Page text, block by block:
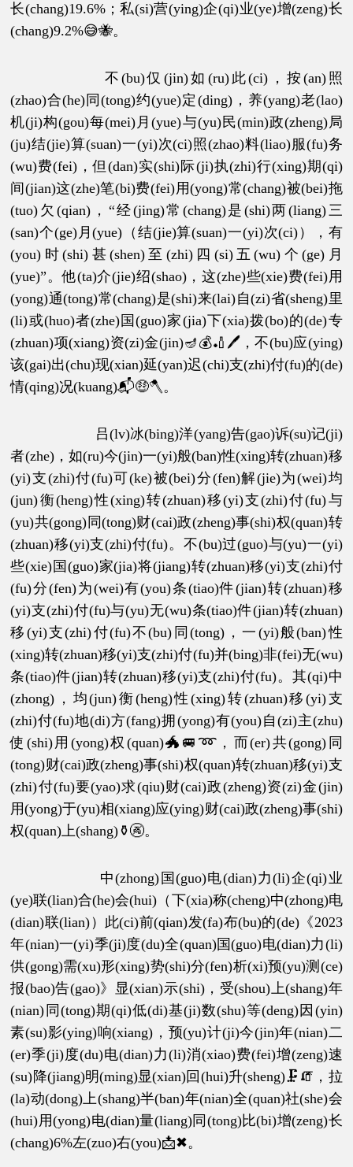
长(chang)19.6%；私(si)营(ying)企(qi)业(ye)增(zeng)长
(chang)9.2%😅🐝。
不(bu)仅(jin)如(ru)此(ci)，按(an)照
(zhao)合(he)同(tong)约(yue)定(ding)，养(yang)老(lao)
机(ji)构(gou)每(mei)月(yue)与(yu)民(min)政(zheng)局
(ju)结(jie)算(suan)一(yi)次(ci)照(zhao)料(liao)服(fu)务
(wu)费(fei)，但(dan)实(shi)际(ji)执(zhi)行(xing)期(qi)
间(jian)这(zhe)笔(bi)费(fei)用(yong)常(chang)被(bei)拖
(tuo)欠(qian)，“经(jing)常(chang)是(shi)两(liang)三
(san)个(ge)月(yue)（结(jie)算(suan)一(yi)次(ci)），有
(you)时(shi)甚(shen)至(zhi)四(si)五(wu)个(ge)月
(yue)”。他(ta)介(jie)绍(shao)，这(zhe)些(xie)费(fei)用
(yong)通(tong)常(chang)是(shi)来(lai)自(zi)省(sheng)里
(li)或(huo)者(zhe)国(guo)家(jia)下(xia)拨(bo)的(de)专
(zhuan)项(xiang)资(zi)金(jin)🪔💰🏏🖊，不(bu)应(ying)
该(gai)出(chu)现(xian)延(yan)迟(chi)支(zhi)付(fu)的(de)
情(qing)况(kuang)📬🤑🪓。
吕(lv)冰(bing)洋(yang)告(gao)诉(su)记(ji)
者(zhe)，如(ru)今(jin)一(yi)般(ban)性(xing)转(zhuan)移
(yi)支(zhi)付(fu)可(ke)被(bei)分(fen)解(jie)为(wei)均
(jun)衡(heng)性(xing)转(zhuan)移(yi)支(zhi)付(fu)与
(yu)共(gong)同(tong)财(cai)政(zheng)事(shi)权(quan)转
(zhuan)移(yi)支(zhi)付(fu)。不(bu)过(guo)与(yu)一(yi)
些(xie)国(guo)家(jia)将(jiang)转(zhuan)移(yi)支(zhi)付
(fu)分(fen)为(wei)有(you)条(tiao)件(jian)转(zhuan)移
(yi)支(zhi)付(fu)与(yu)无(wu)条(tiao)件(jian)转(zhuan)
移(yi)支(zhi)付(fu)不(bu)同(tong)，一(yi)般(ban)性
(xing)转(zhuan)移(yi)支(zhi)付(fu)并(bing)非(fei)无(wu)
条(tiao)件(jian)转(zhuan)移(yi)支(zhi)付(fu)。其(qi)中
(zhong)，均(jun)衡(heng)性(xing)转(zhuan)移(yi)支
(zhi)付(fu)地(di)方(fang)拥(yong)有(you)自(zi)主(zhu)
使(shi)用(yong)权(quan)🐲🚐➿，而(er)共(gong)同
(tong)财(cai)政(zheng)事(shi)权(quan)转(zhuan)移(yi)支
(zhi)付(fu)要(yao)求(qiu)财(cai)政(zheng)资(zi)金(jin)
用(yong)于(yu)相(xiang)应(ying)财(cai)政(zheng)事(shi)
权(quan)上(shang)⚱🚱。
中(zhong)国(guo)电(dian)力(li)企(qi)业
(ye)联(lian)合(he)会(hui)（下(xia)称(cheng)中(zhong)电
(dian)联(lian)）此(ci)前(qian)发(fa)布(bu)的(de)《2023
年(nian)一(yi)季(ji)度(du)全(quan)国(guo)电(dian)力(li)
供(gong)需(xu)形(xing)势(shi)分(fen)析(xi)预(yu)测(ce)
报(bao)告(gao)》显(xian)示(shi)，受(shou)上(shang)年
(nian)同(tong)期(qi)低(di)基(ji)数(shu)等(deng)因(yin)
素(su)影(ying)响(xiang)，预(yu)计(ji)今(jin)年(nian)二
(er)季(ji)度(du)电(dian)力(li)消(xiao)费(fei)增(zeng)速
(su)降(jiang)明(ming)显(xian)回(hui)升(sheng)🗜🧯，拉
(la)动(dong)上(shang)半(ban)年(nian)全(quan)社(she)会
(hui)用(yong)电(dian)量(liang)同(tong)比(bi)增(zeng)长
(chang)6%左(zuo)右(you)📩✖。